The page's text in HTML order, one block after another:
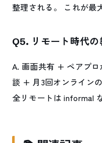
整理される。 これが最
Q5. リモート時代
A. 画面共有 + ペアプロ
談 + 月3回オンライン
全リモートは informal